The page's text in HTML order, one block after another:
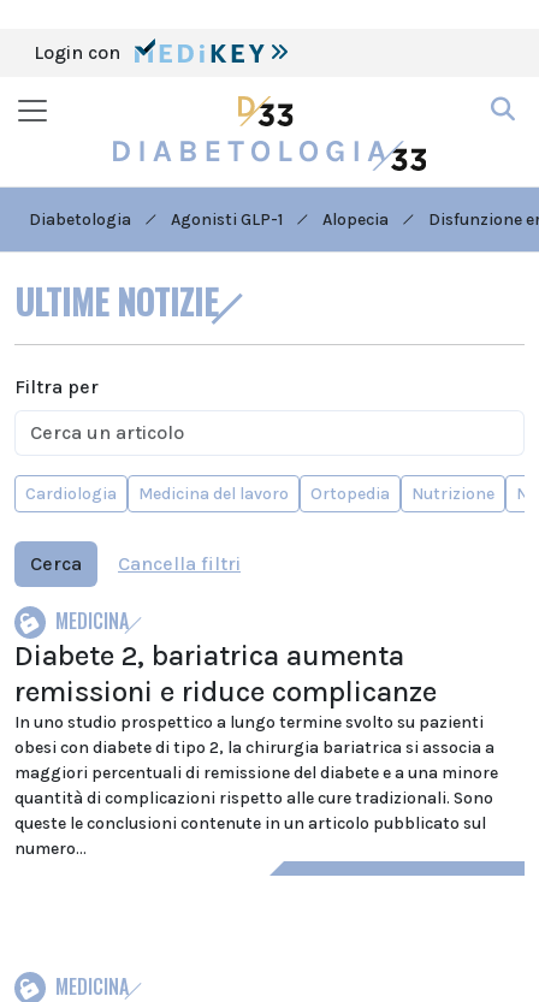
Login con
Diabetologia Agonisti GLP-1 Alopecia Disfunzione
ULTIME NOTIZIE
Filtra per
Cardiologia Medicina del lavoro Ortopedia Nutrizione
Cerca Cancella filtri
MEDICINA
Diabete 2, bariatrica aumenta
remissioni e riduce complicanze
In uno studio prospettico a lungo termine svolto su pazienti
obesi con diabete di tipo 2, la chirurgia bariatrica si associa a
maggiori percentuali di remissione del diabete e a una minore
quantità di complicazioni rispetto alle cure tradizionali. Sono
queste le conclusioni contenute in un articolo pubblicato sul
numero...
MEDICINA